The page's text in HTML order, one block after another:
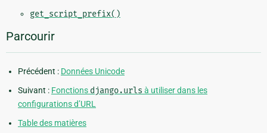
get_script_prefix()
Parcourir
Précédent : Données Unicode
Suivant : Fonctions django.urls à utiliser dans les
configurations d’URL
Table des matières